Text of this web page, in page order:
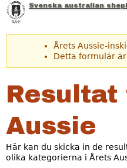
Jump
Svenska australian
V
r
n
i
Årets Aussie-
Detta formulär
Aussie
Här kan du skicka in de
olika kategorierna i Årets